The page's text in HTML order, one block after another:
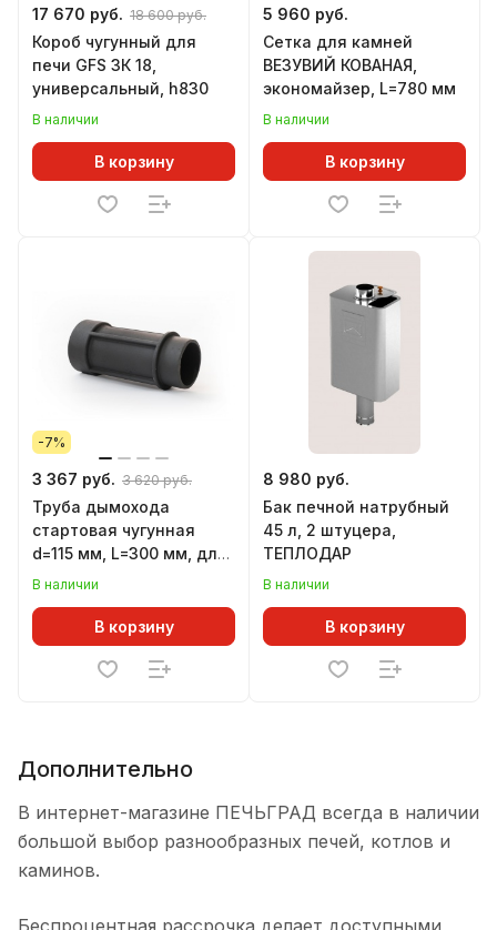
17 670 руб. 18 600 руб.
Короб чугунный для
печи GFS ЗК 18,
универсальный, h830
В наличии
В корзину
5 960 руб.
Сетка для камней
ВЕЗУВИЙ КОВАНАЯ,
экономайзер, L=780 мм
В наличии
В корзину
-7%
3 367 руб. 3 620 руб.
Труба дымохода
стартовая чугунная
d=115 мм, L=300 мм, для
печей НМК
В наличии
В корзину
8 980 руб.
Бак печной натрубный
45 л, 2 штуцера,
ТЕПЛОДАР
В наличии
В корзину
Дополнительно
В интернет-магазине ПЕЧЬГРАД всегда в наличии
большой выбор разнообразных печей, котлов и
каминов.